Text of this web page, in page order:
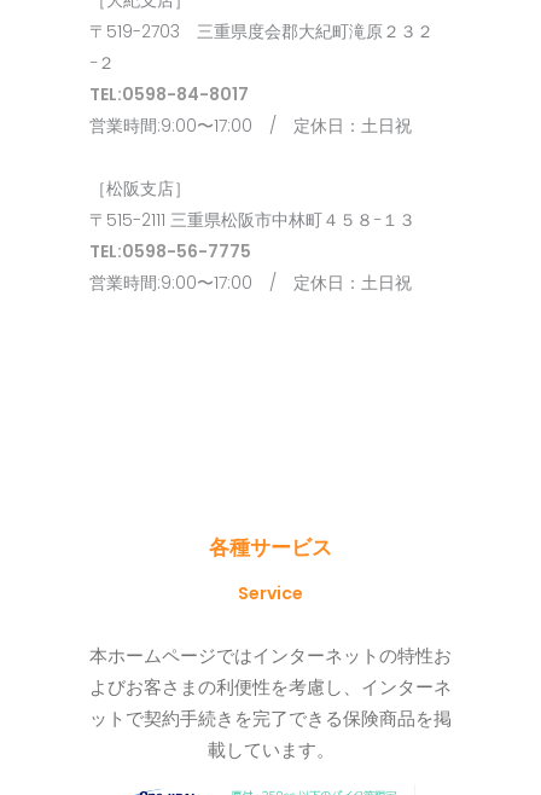
〒519-2703 三重県度会郡大紀町滝原２３２
−２
TEL:0598-84-8017
営業時間:9:00〜17:00 / 定休日：土日祝
［松阪支店］
〒515-2111 三重県松阪市中林町４５８−１３
TEL:0598-56-7775
営業時間:9:00〜17:00 / 定休日：土日祝
各種サービス
Service
本ホームページではインターネットの特性お
よびお客さまの利便性を考慮し、インターネ
ットで契約手続きを完了できる保険商品を掲
載しています。